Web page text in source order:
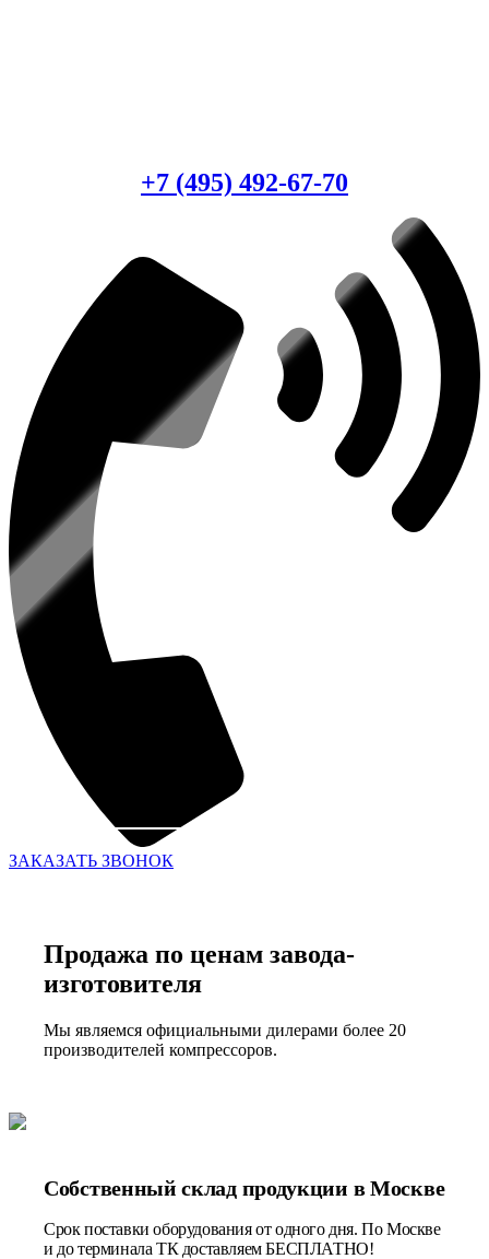
+7 (495) 492-67-70
ЗАКАЗАТЬ ЗВОНОК
Продажа по ценам завода-
изготовителя
Мы являемся официальными дилерами более 20
производителей компрессоров.
Собственный склад продукции в Москве
Срок поставки оборудования от одного дня. По Москве
и до терминала ТК доставляем БЕСПЛАТНО!